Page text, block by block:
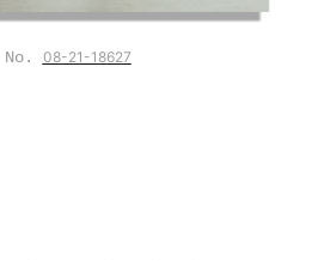
No. 08-21-18627